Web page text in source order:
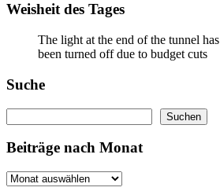
Weisheit des Tages
The light at the end of the tunnel has
been turned off due to budget cuts
Suche
Suchen
Beiträge nach Monat